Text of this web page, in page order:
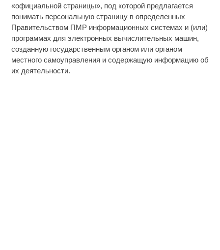
«официальной страницы», под которой предлагается
понимать персональную страницу в определенных
Правительством ПМР информационных системах и (или)
программах для электронных вычислительных машин,
созданную государственным органом или органом
местного самоуправления и содержащую информацию об
их деятельности.